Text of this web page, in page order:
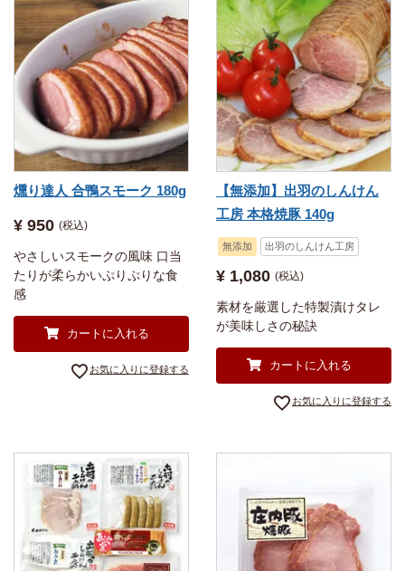
燻り達人 合鴨スモーク 180g
¥ 950 税込
やさしいスモークの風味 口当
たりが柔らかいぷりぷりな食
感
カートに入れる
お気に入りに登録する
【無添加】出羽のしんけん
工房 本格焼豚 140g
無添加 出羽のしんけん工房
¥ 1,080 税込
素材を厳選した特製漬けタレ
が美味しさの秘訣
カートに入れる
お気に入りに登録する